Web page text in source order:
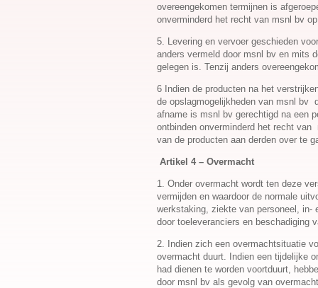
overeengekomen termijnen is
onverminderd het recht van msnl bv
5. Levering en vervoer geschieden
anders vermeld door msnl bv en mits
gelegen is. Tenzij anders
6 Indien de producten na het
de opslagmogelijkheden van msnl bv
afname is msnl bv gerechtigd na een
ontbinden onverminderd het recht
van de producten aan derden over te
Artikel 4 – Overmacht
1. Onder overmacht wordt ten deze
vermijden en waardoor de normale
werkstaking, ziekte van personeel, in-
door toeleveranciers en beschadiging
2. Indien zich een overmachtsituatie
overmacht duurt. Indien een tijdelijke
had dienen te worden voortduurt,
door msnl bv als gevolg van